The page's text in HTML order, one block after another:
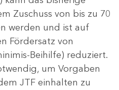
Zuschuss von bis zu 70
werden und ist auf
Fördersatz von
Beihilfe) reduziert.
um Vorgaben
JTF einhalten zu